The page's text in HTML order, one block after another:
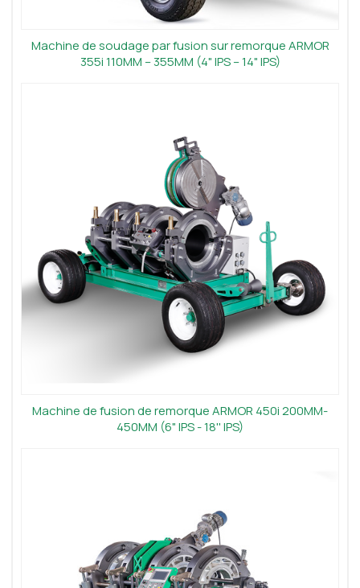
Machine de soudage par fusion sur remorque ARMOR
355i 110MM – 355MM (4" IPS – 14" IPS)
Machine de fusion de remorque ARMOR 450i 200MM-
450MM (6" IPS - 18'' IPS)